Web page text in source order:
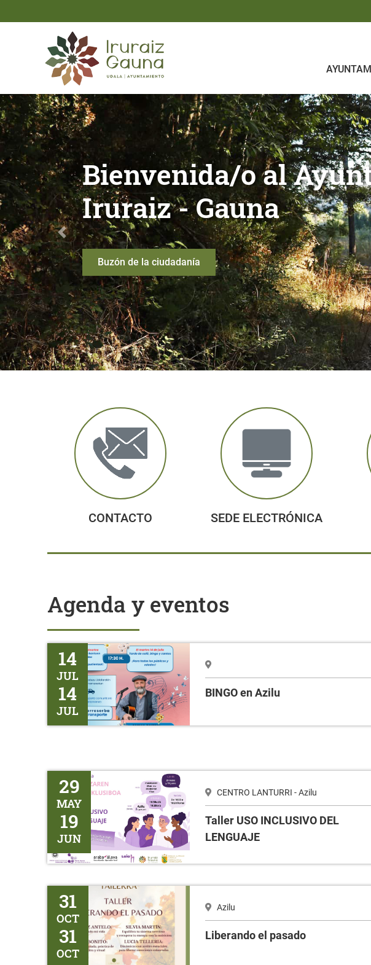
Bienvenida/o al Ayuntamiento de
Mapa toponímico
Anterior
CONTACTO SEDE ELECTRÓNICA
Agenda y eventos
BINGO en Azilu
14
JUL
14
JUL
BINGO en Azilu
Taller USO INCLUSIVO DEL LENGUAJE
29
MAY
19
JUN
CENTRO LANTURRI - Azilu
Taller USO INCLUSIVO DEL
LENGUAJE
Liberando el pasado
31
OCT
31
OCT
Azilu
Liberando el pasado